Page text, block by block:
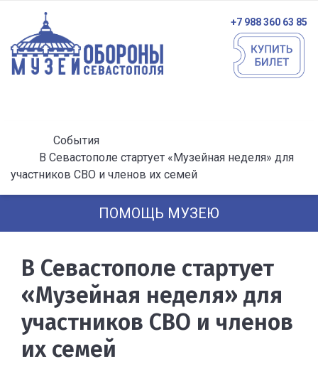
+7 988 360 63 85
События
В Севастополе стартует «Музейная неделя» для
участников СВО и членов их семей
ПОМОЩЬ МУЗЕЮ
В Севастополе стартует
«Музейная неделя» для
участников СВО и членов
их семей